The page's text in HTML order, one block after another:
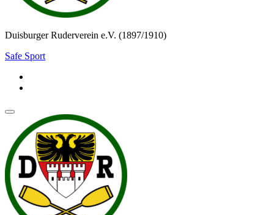
Duisburger Ruderverein e.V. (1897/1910)
Safe Sport
Navigationsmenü